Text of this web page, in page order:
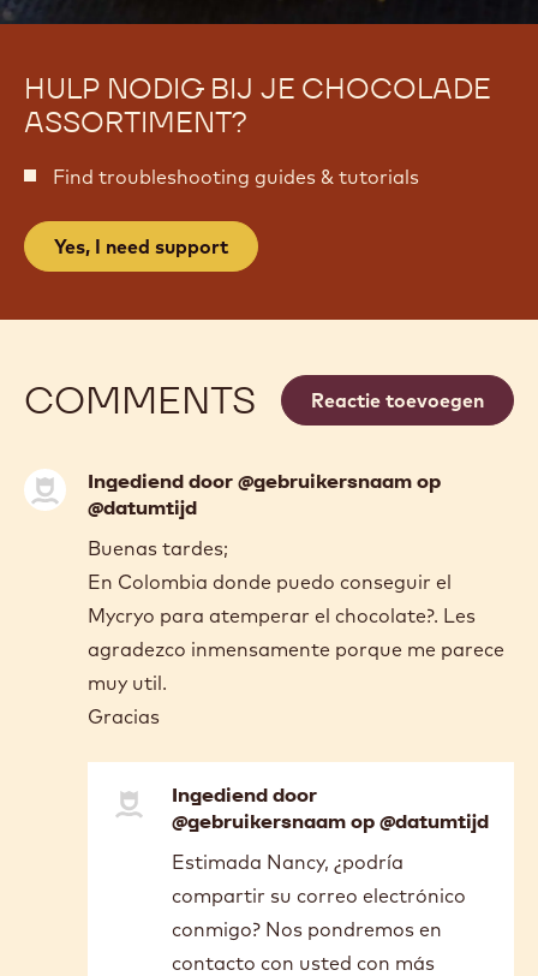
HULP NODIG BIJ JE CHOCOLADE
ASSORTIMENT?
Find troubleshooting guides & tutorials
Yes, I need support
COMMENTS Reactie toevoegen
Ingediend door @gebruikersnaam op
@datumtijd
Buenas tardes;
En Colombia donde puedo conseguir el
Mycryo para atemperar el chocolate?. Les
agradezco inmensamente porque me parece
muy util.
Gracias
Ingediend door
@gebruikersnaam op @datumtijd
reply
to
Buenas
tardes;
Estimada Nancy, ¿podría
compartir su correo electrónico
conmigo? Nos pondremos en
contacto con usted con más